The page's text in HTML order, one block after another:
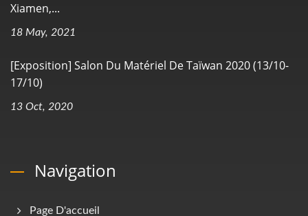
Xiamen,...
18 May, 2021
[Exposition] Salon Du Matériel De Taïwan 2020 (13/10-
17/10)
13 Oct, 2020
Navigation
Page D'accueil